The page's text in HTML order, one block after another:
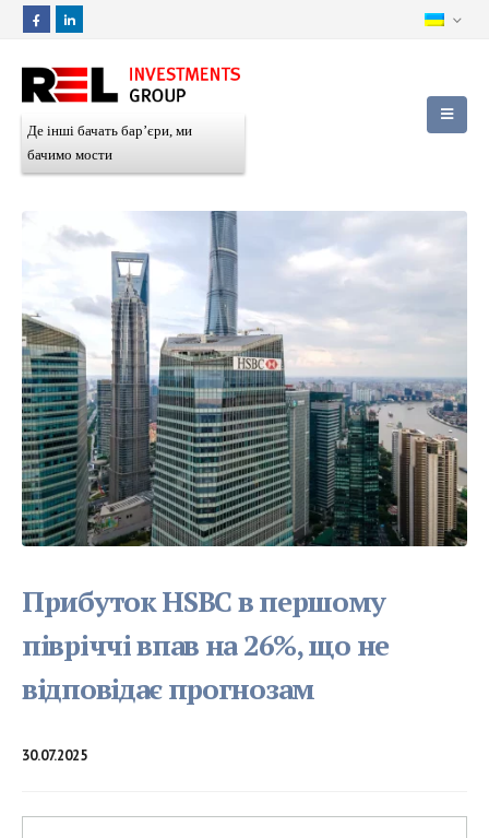
Де інші бачать бар’єри, ми
бачимо мости
Прибуток HSBC в першому
півріччі впав на 26%, що не
відповідає прогнозам
30.07.2025